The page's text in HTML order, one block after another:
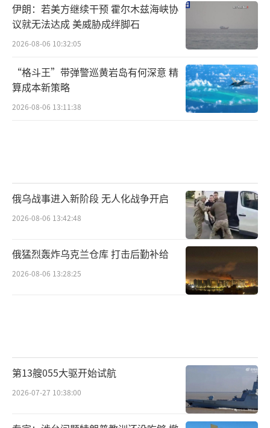
伊朗：若美方继续干预 霍尔木兹海峡协
议就无法达成 美威胁成绊脚石
2026-08-06 10:32:05
“格斗王”带弹警巡黄岩岛有何深意 精
算成本新策略
2026-08-06 13:11:38
俄乌战事进入新阶段 无人化战争开启
2026-08-06 13:42:48
俄猛烈轰炸乌克兰仓库 打击后勤补给
2026-08-06 13:28:25
第13艘055大驱开始试航
2026-07-27 10:38:00